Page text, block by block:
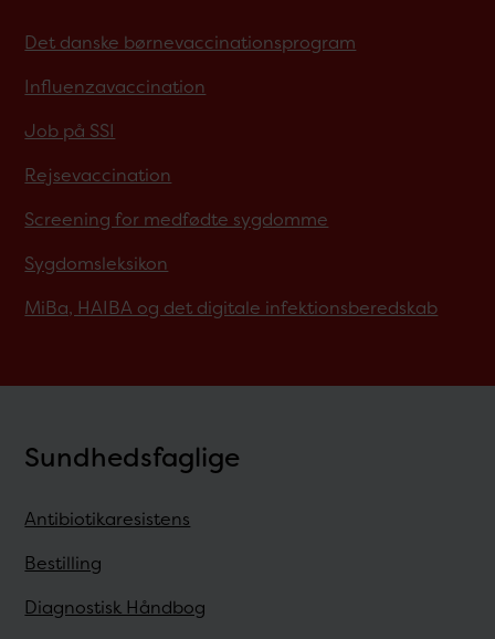
Det danske børnevaccinationsprogram
Influenzavaccination
Job på SSI
Rejsevaccination
Screening for medfødte sygdomme
Sygdomsleksikon
MiBa, HAIBA og det digitale infektionsberedskab
Sundhedsfaglige
Antibiotikaresistens
Bestilling
Diagnostisk Håndbog